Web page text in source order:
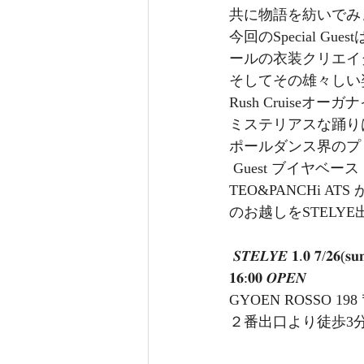
共に物語を紡いで
今回のSpecial
ールの衣装クリエ
そしてその雄々し
Rush Cruiseオーガ
ミステリアスな踊
ポールダンス界の
TEO&PANCHi ATS
のお越しをSTELYE
𝑺𝑻𝑬𝑳𝒀𝑬 𝟏.𝟎 𝟕/
𝟏𝟔:𝟎𝟎 𝑶𝑷𝑬𝑵
GYOEN ROSSO
２番出口より徒歩3